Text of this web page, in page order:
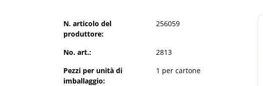
N. articolo del
produttore:
256059
No. art.:
2813
Pezzi per unità di
imballaggio:
1 per cartone